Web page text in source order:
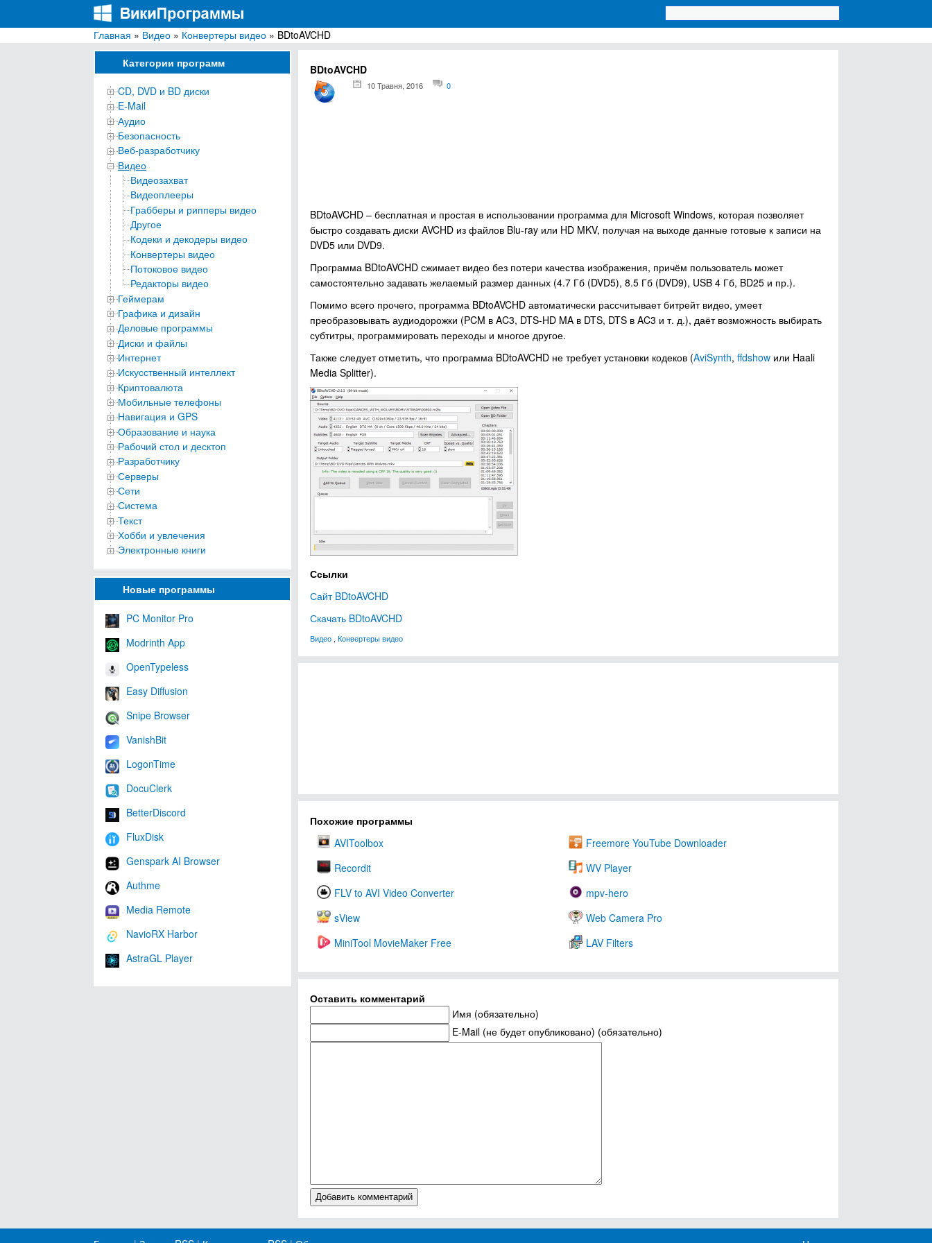
ВикиПрограммы
Энциклопедия бесплатных компьютерных программ для Windows
Главная » Видео » Конвертеры видео » BDtoAVCHD
Категории программ
CD, DVD и BD диски
E-Mail
Аудио
Безопасность
Веб-разработчику
Видео
Видеозахват
Видеоплееры
Грабберы и рипперы видео
Другое
Кодеки и декодеры видео
Конвертеры видео
Потоковое видео
Редакторы видео
Геймерам
Графика и дизайн
Деловые программы
Диски и файлы
Интернет
Искусственный интеллект
Криптовалюта
Мобильные телефоны
Навигация и GPS
Образование и наука
Рабочий стол и десктоп
Разработчику
Серверы
Сети
Система
Текст
Хобби и увлечения
Электронные книги
Новые программы
PC Monitor Pro
Modrinth App
OpenTypeless
Easy Diffusion
Snipe Browser
VanishBit
LogonTime
DocuClerk
BetterDiscord
FluxDisk
Genspark AI Browser
Authme
Media Remote
NavioRX Harbor
AstraGL Player
BDtoAVCHD
10 Травня, 2016 0
BDtoAVCHD – бесплатная и простая в использовании программа для Microsoft Windows, которая позволяет
быстро создавать диски AVCHD из файлов Blu-ray или HD MKV, получая на выходе данные готовые к записи на
DVD5 или DVD9.
Программа BDtoAVCHD сжимает видео без потери качества изображения, причём пользователь может
самостоятельно задавать желаемый размер данных (4.7 Гб (DVD5), 8.5 Гб (DVD9), USB 4 Гб, BD25 и пр.).
Помимо всего прочего, программа BDtoAVCHD автоматически рассчитывает битрейт видео, умеет
преобразовывать аудиодорожки (PCM в AC3, DTS-HD MA в DTS, DTS в AC3 и т. д.), даёт возможность выбирать
субтитры, программировать переходы и многое другое.
Также следует отметить, что программа BDtoAVCHD не требует установки кодеков (AviSynth, ffdshow или Haali
Media Splitter).
Ссылки
Сайт BDtoAVCHD
Скачать BDtoAVCHD
Видео , Конвертеры видео
Похожие программы
AVIToolbox
Freemore YouTube Downloader
Recordit
WV Player
FLV to AVI Video Converter
mpv-hero
sView
Web Camera Pro
MiniTool MovieMaker Free
LAV Filters
Оставить комментарий
Имя (обязательно)
E-Mail (не будет опубликовано) (обязательно)